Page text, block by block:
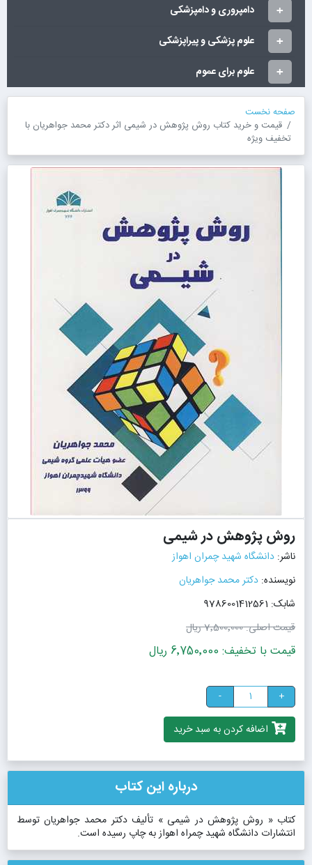
دامپروری و دامپزشکی
علوم پزشکی و پیراپزشکی
علوم برای عموم
صفحه نخست
قیمت و خرید کتاب روش پژوهش در شیمی اثر دکتر محمد جواهریان با
تخفیف ویژه
روش پژوهش در شیمی
ناشر: دانشگاه شهید چمران اهواز
نویسنده: دکتر محمد جواهریان
شابک: 9786001412561
قیمت اصلی:7٬500٬000 ریال
قیمت با تخفیف: 6٬750٬000 ریال
+
-
اضافه کردن به سبد خرید
درباره این کتاب
کتاب « روش پژوهش در شیمی » تألیف دکتر محمد جواهریان توسط
انتشارات دانشگاه شهید چمراه اهواز به چاپ رسیده است.